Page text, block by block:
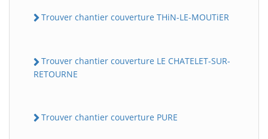
Trouver chantier couverture THiN-LE-MOUTiER
Trouver chantier couverture LE CHATELET-SUR-
RETOURNE
Trouver chantier couverture PURE